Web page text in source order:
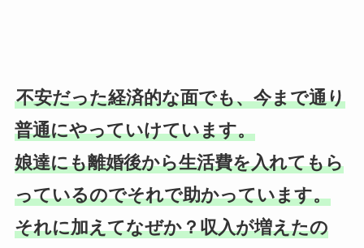
不安だった経済的な面でも、今まで通り
普通にやっていけています。
娘達にも離婚後から生活費を入れてもら
っているのでそれで助かっています。
それに加えてなぜか？収入が増えたの